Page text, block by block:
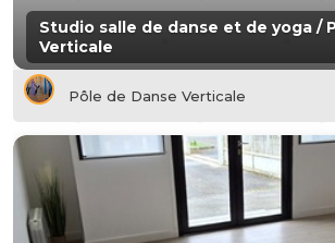
Studio salle de danse et de yoga /
Verticale
Pôle de Danse Verticale